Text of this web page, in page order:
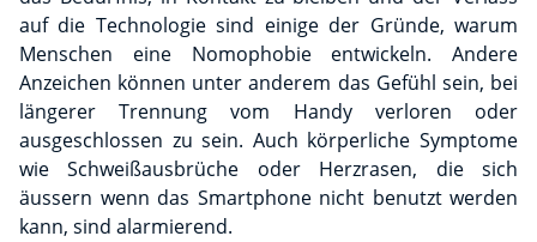
auf die Technologie sind einige der Gründe, warum
Menschen eine Nomophobie entwickeln. Andere
Anzeichen können unter anderem das Gefühl sein, bei
längerer Trennung vom Handy verloren oder
ausgeschlossen zu sein. Auch körperliche Symptome
wie Schweißausbrüche oder Herzrasen, die sich
äussern wenn das Smartphone nicht benutzt werden
kann, sind alarmierend.